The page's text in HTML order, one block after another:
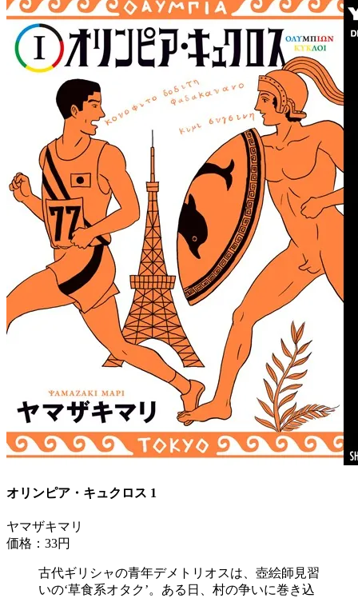
オリンピア・キュクロス 1
ヤマザキマリ
価格：33円
古代ギリシャの青年デメトリオスは、壺絵師見習
いの‘草食系オタク’。ある日、村の争いに巻き込